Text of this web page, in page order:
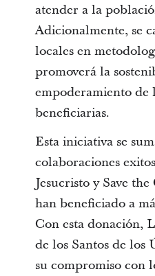
atender a la
Adicionalmente, se
locales en
promoverá la
empoderamiento de
beneficiarias.
Esta iniciativa se
colaboraciones
Jesucristo y Save
han beneficiado a
Con esta donación,
de los Santos de los
su compromiso con